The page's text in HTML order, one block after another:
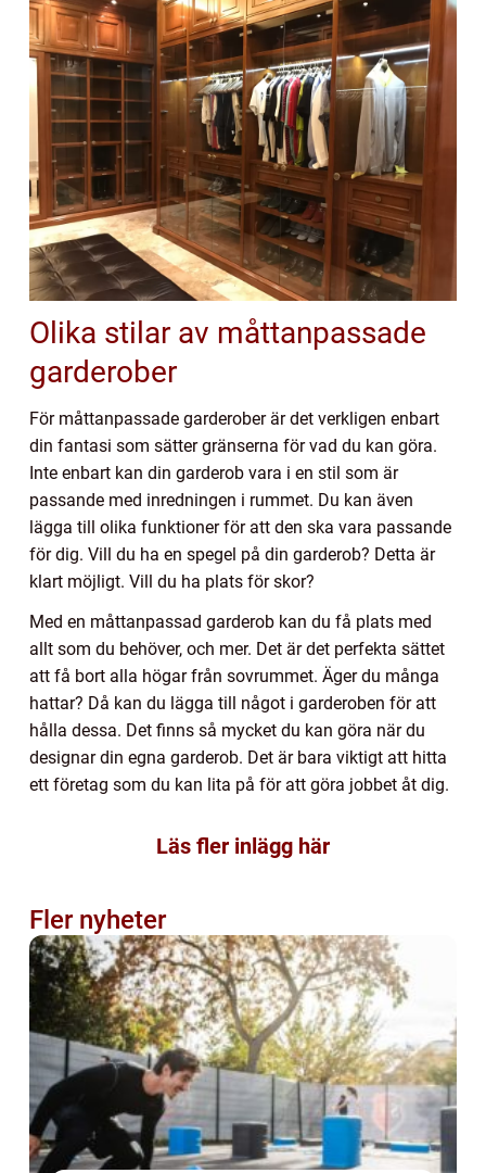
Olika stilar av måttanpassade
garderober
För måttanpassade garderober är det verkligen enbart
din fantasi som sätter gränserna för vad du kan göra.
Inte enbart kan din garderob vara i en stil som är
passande med inredningen i rummet. Du kan även
lägga till olika funktioner för att den ska vara passande
för dig. Vill du ha en spegel på din garderob? Detta är
klart möjligt. Vill du ha plats för skor?
Med en måttanpassad garderob kan du få plats med
allt som du behöver, och mer. Det är det perfekta sättet
att få bort alla högar från sovrummet. Äger du många
hattar? Då kan du lägga till något i garderoben för att
hålla dessa. Det finns så mycket du kan göra när du
designar din egna garderob. Det är bara viktigt att hitta
ett företag som du kan lita på för att göra jobbet åt dig.
Läs fler inlägg här
Fler nyheter